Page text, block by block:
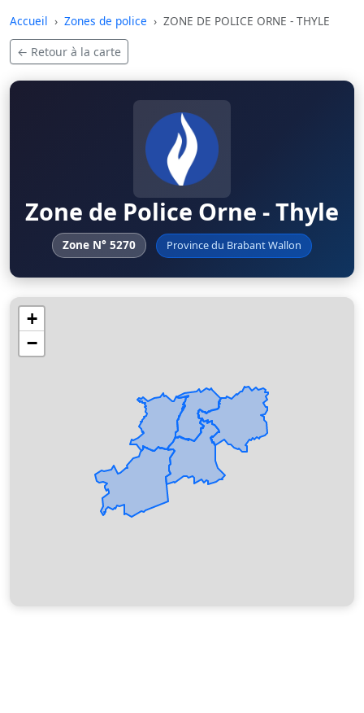
Skip to main content
Accueil Zones de police
ZONE DE POLICE ORNE - THYLE
← Retour à la carte
Zone de Police Orne - Thyle
Zone N° 5270 Province du Brabant Wallon
+
−